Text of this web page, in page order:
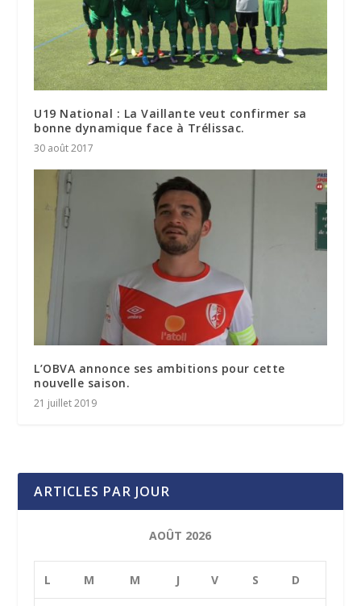
U19 National : La Vaillante veut confirmer sa
bonne dynamique face à Trélissac.
30 août 2017
L’OBVA annonce ses ambitions pour cette
nouvelle saison.
21 juillet 2019
ARTICLES PAR JOUR
AOÛT 2026
L M M J V S D